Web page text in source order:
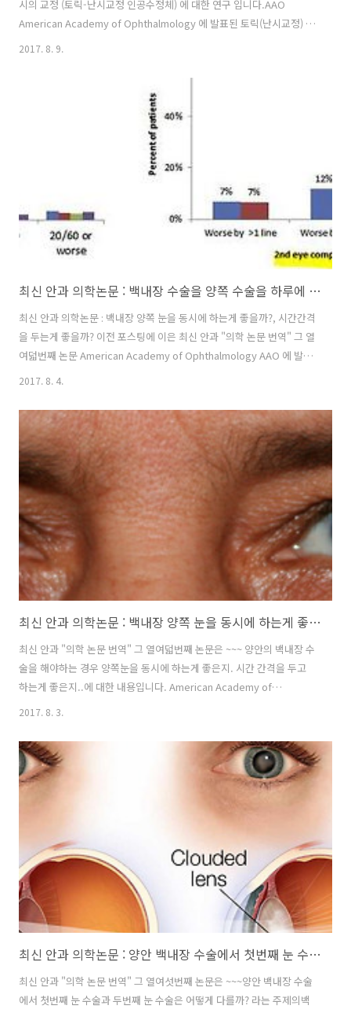
시의 교정 (토릭-난시교정 인공수정체) 에 대한 연구 입니다.AAO
American Academy of Ophthalmology 에 발표된 토릭(난시교정) 인
공 수정체의 축 어긋남 : 수술중 & 수술후의 어긋남 Axis Misalignment
Rotation 입니다.2017년 현재 Article in Press : Internet advance 즉
곧 발행이 될 연구를 미리 인터넷에서 미리보는 형식으로 곧 발간될 따끈
따끈한 연구입니다. 우선 난시에 대해서 간략하게 알아봅시다.눈의 굴절
이상(눈의 도수가 맞지 않는것) 의 종..
2017. 8. 9.
최신 안과 의학논문 : 백내장 수술을 양쪽 수술을 하루에 해도 안전할까요?
최신 안과 의학논문 : 백내장 양쪽 눈을 동시에 하는게 좋을까?, 시간간격
을 두는게 좋을까? 이전 포스팅에 이은 최신 안과 "의학 논문 번역" 그 열
여덟번째 논문 American Academy of Ophthalmology AAO 에 발표
된 Immediate Sequential vs. Delayed Sequential Bilateral
에 해도 안전할까요? 입니다. 1. ISBCS : 어차피 수술을 할것이면 날을 잡
아서 하루에 양쪽눈을 다 수술하는 것, 즉 양안을 하루에 동시에 수술하
는 것을 영어로 표현하면 immediate sequential bilateral cataract
surgery (ISBCS) 로 immediat..
2017. 8. 4.
최신 안과 의학논문 : 백내장 양쪽 눈을 동시에 하는게 좋을까?, 시간간격을 두는게 좋을까?
최신 안과 "의학 논문 번역" 그 열여덟번째 논문은 ~~~ 양안의 백내장 수
술을 해야하는 경우 양쪽눈을 동시에 하는게 좋은지. 시간 간격을 두고
하는게 좋은지..에 대한 내용입니다. American Academy of
Ophthalmology AAO 에 발표된 Immediate Sequential vs.
60대~80대에 모든 사람에서.. 양안에서 발생하는 질병이고 시기능의 호
전 및 사회정서적인 삶의 질의 향상을 위해서는 양안 모두의 수술이 필요
합니다. 이에 대한 내용은 이전의 포스팅에서 조금더 자세하게 알수 있습
니다. 최신 안과 의학논문 : 양안 백내장 수술에서 첫번째 눈 수술과 두번
2017. 8. 3.
최신 안과 의학논문 : 양안 백내장 수술에서 첫번째 눈 수술과 두번째 눈 수술은 어떻게 다를까?
최신 안과 "의학 논문 번역" 그 열여섯번째 논문은 ~~~양안 백내장 수술
에서 첫번째 눈 수술과 두번째 눈 수술은 어떻게 다를까? 라는 주제의백